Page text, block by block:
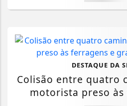
DESTAQUE DA
Colisão entre quatro
motorista preso